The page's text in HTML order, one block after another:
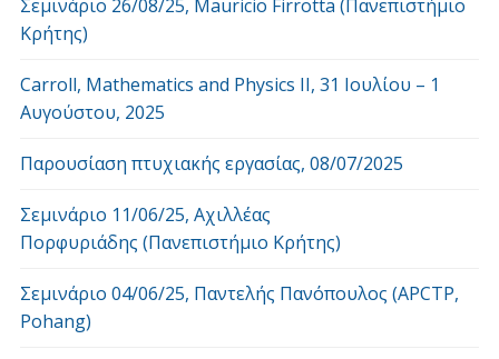
Σεμινάριο 26/08/25, Mauricio Firrotta (Πανεπιστήμιο
Κρήτης)
Carroll, Mathematics and Physics ΙΙ, 31 Ιουλίου – 1
Αυγούστου, 2025
Παρουσίαση πτυχιακής εργασίας, 08/07/2025
Σεμινάριο 11/06/25, Αχιλλέας
Πορφυριάδης (Πανεπιστήμιο Κρήτης)
Σεμινάριο 04/06/25, Παντελής Πανόπουλος (APCTP,
Pohang)